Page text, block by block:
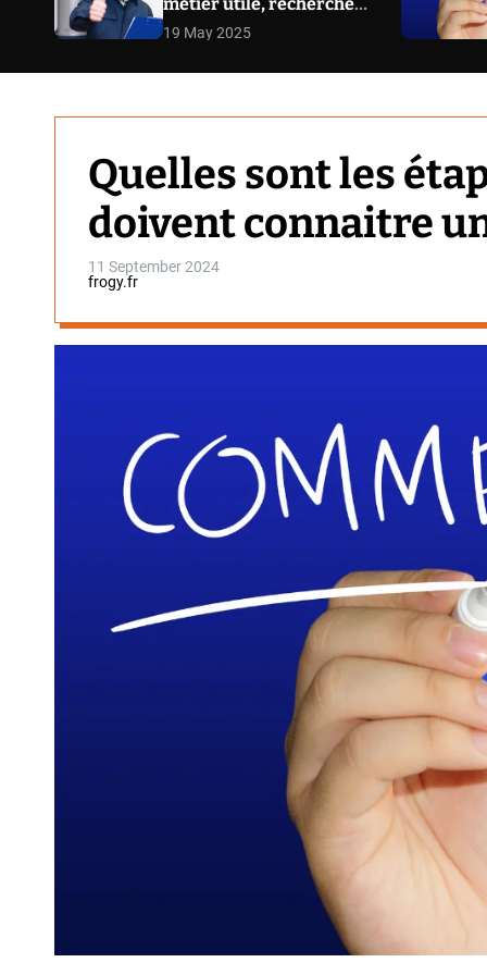
et plein d’opportunités
19 May 2025
Quelles sont les
doivent connaitre
11 September 2024
frogy.fr